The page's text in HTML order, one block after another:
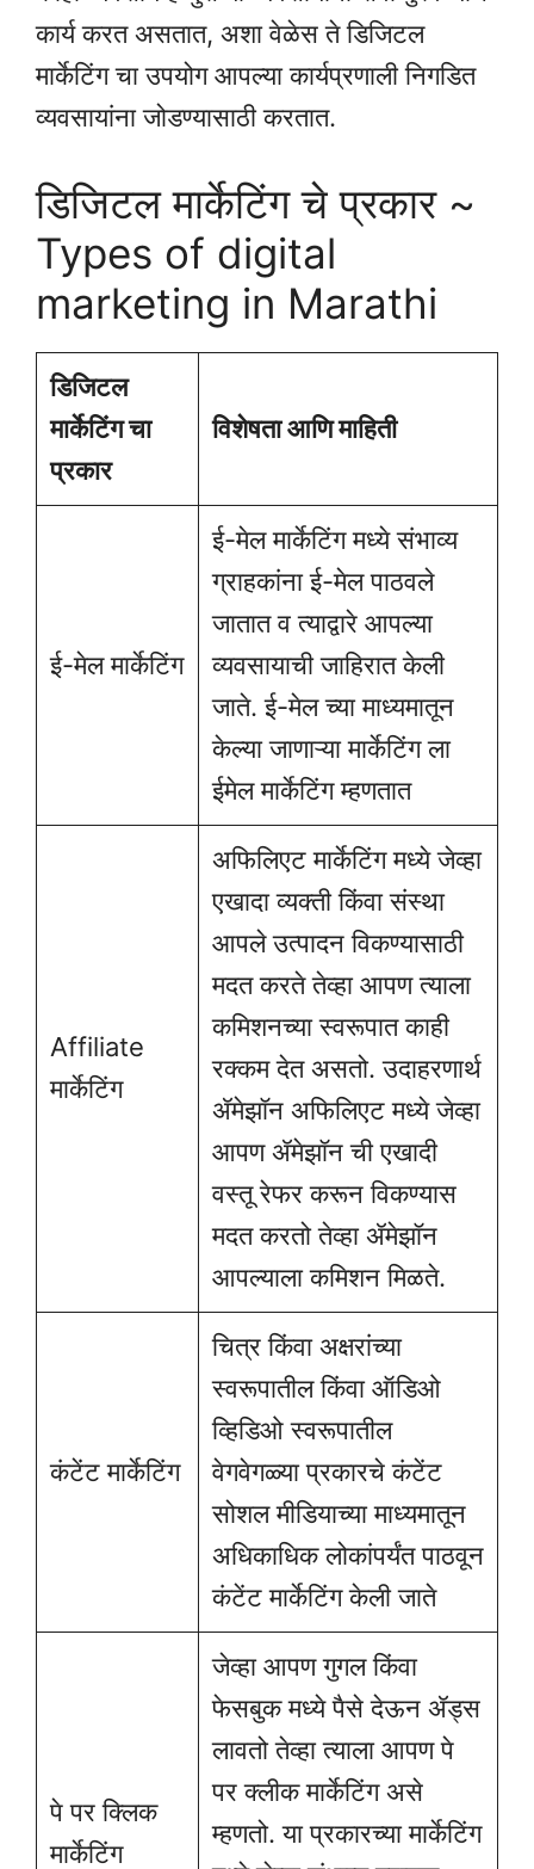
कार्य करत असतात, अशा वेळेस ते डिजिटल
मार्केटिंग चा उपयोग आपल्या कार्यप्रणाली निगडित
व्यवसायांना जोडण्यासाठी करतात.
डिजिटल मार्केटिंग चे प्रकार ~
Types of digital
marketing in Marathi
डिजिटल
मार्केटिंग चा
प्रकार
विशेषता आणि माहिती
ई-मेल मार्केटिंग
ई-मेल मार्केटिंग मध्ये संभाव्य
ग्राहकांना ई-मेल पाठवले
जातात व त्याद्वारे आपल्या
व्यवसायाची जाहिरात केली
जाते. ई-मेल च्या माध्यमातून
केल्या जाणाऱ्या मार्केटिंग ला
ईमेल मार्केटिंग म्हणतात
Affiliate
मार्केटिंग
अफिलिएट मार्केटिंग मध्ये जेव्हा
एखादा व्यक्ती किंवा संस्था
आपले उत्पादन विकण्यासाठी
मदत करते तेव्हा आपण त्याला
कमिशनच्या स्वरूपात काही
रक्कम देत असतो. उदाहरणार्थ
ॲमेझॉन अफिलिएट मध्ये जेव्हा
आपण ॲमेझॉन ची एखादी
वस्तू रेफर करून विकण्यास
मदत करतो तेव्हा ॲमेझॉन
आपल्याला कमिशन मिळते.
कंटेंट मार्केटिंग
चित्र किंवा अक्षरांच्या
स्वरूपातील किंवा ऑडिओ
व्हिडिओ स्वरूपातील
वेगवेगळ्या प्रकारचे कंटेंट
सोशल मीडियाच्या माध्यमातून
अधिकाधिक लोकांपर्यंत पाठवून
कंटेंट मार्केटिंग केली जाते
पे पर क्लिक
मार्केटिंग
जेव्हा आपण गुगल किंवा
फेसबुक मध्ये पैसे देऊन ॲड्स
लावतो तेव्हा त्याला आपण पे
पर क्लीक मार्केटिंग असे
म्हणतो. या प्रकारच्या मार्केटिंग